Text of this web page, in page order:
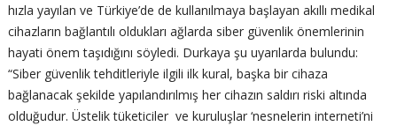
hızla yayılan ve Türkiye’de de kullanılmaya başlayan akıllı medikal
cihazların bağlantılı oldukları ağlarda siber güvenlik önemlerinin
hayati önem taşıdığını söyledi. Durkaya şu uyarılarda bulundu:
“Siber güvenlik tehditleriyle ilgili ilk kural, başka bir cihaza
bağlanacak şekilde yapılandırılmış her cihazın saldırı riski altında
olduğudur. Üstelik tüketiciler ve kuruluşlar ‘nesnelerin interneti’ni